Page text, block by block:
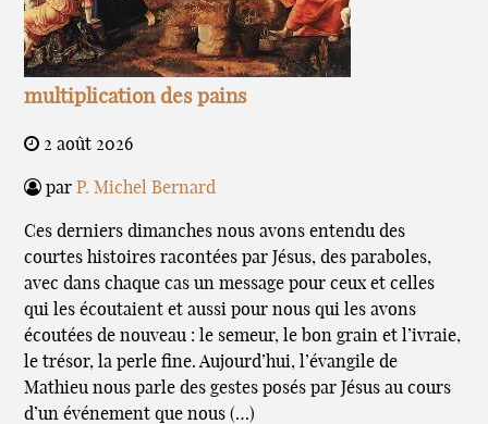
multiplication des pains
2 août 2026
par P. Michel Bernard
Ces derniers dimanches nous avons entendu des
courtes histoires racontées par Jésus, des paraboles,
avec dans chaque cas un message pour ceux et celles
qui les écoutaient et aussi pour nous qui les avons
écoutées de nouveau : le semeur, le bon grain et l’ivraie,
le trésor, la perle fine. Aujourd’hui, l’évangile de
Mathieu nous parle des gestes posés par Jésus au cours
d’un événement que nous (…)